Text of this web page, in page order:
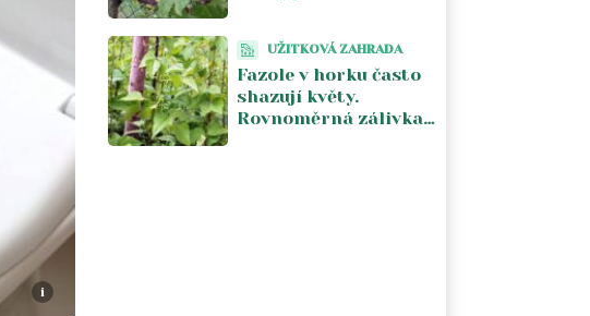
i
napadených částí
UŽITKOVÁ ZAHRADA
Fazole v horku často
shazují květy.
Rovnoměrná zálivka